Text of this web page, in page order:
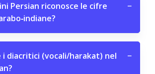
Persian riconosce le cifre
−
i diacritici (vocali/harakat) nel
−